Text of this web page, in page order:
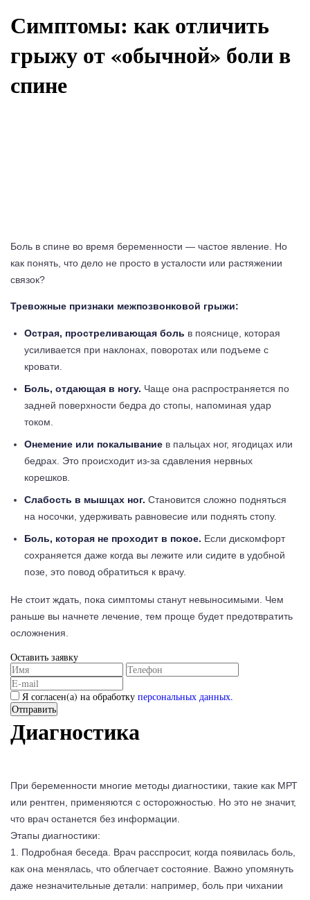
Симптомы: как отличить
грыжу от «обычной» боли в
спине
Боль в спине во время беременности — частое явление. Но
как понять, что дело не просто в усталости или растяжении
связок?
Тревожные признаки межпозвонковой грыжи:
Острая, простреливающая боль в пояснице, которая
усиливается при наклонах, поворотах или подъеме с
кровати.
Боль, отдающая в ногу. Чаще она распространяется по
задней поверхности бедра до стопы, напоминая удар
током.
Онемение или покалывание в пальцах ног, ягодицах или
бедрах. Это происходит из-за сдавления нервных
корешков.
Слабость в мышцах ног. Становится сложно подняться
на носочки, удерживать равновесие или поднять стопу.
Боль, которая не проходит в покое. Если дискомфорт
сохраняется даже когда вы лежите или сидите в удобной
позе, это повод обратиться к врачу.
Не стоит ждать, пока симптомы станут невыносимыми. Чем
раньше вы начнете лечение, тем проще будет предотвратить
осложнения.
Оставить заявку
Я согласен(а) на обработку персональных данных.
Диагностика
При беременности многие методы диагностики, такие как МРТ
или рентген, применяются с осторожностью. Но это не значит,
что врач останется без информации.
Этапы диагностики:
1. Подробная беседа. Врач расспросит, когда появилась боль,
как она менялась, что облегчает состояние. Важно упомянуть
даже незначительные детали: например, боль при чихании